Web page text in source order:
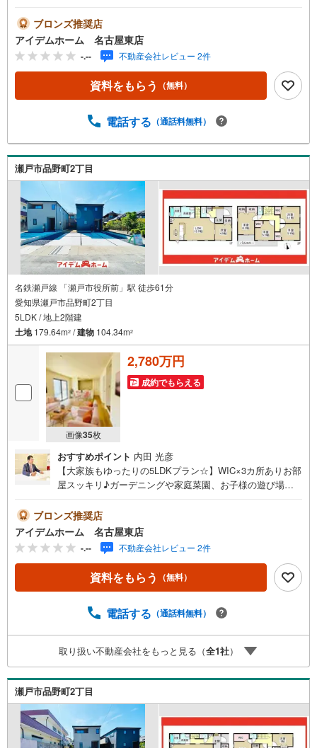
お待ちしております☆ ＼瀬戸市東吉田町13番☆全7棟【E
号棟】/当日のご来店・ご見学、大歓迎♪【安心】耐震等級3
取得【品質】設計住宅性能評価書、建設住宅性能評価書
【充実】駐車2台、4LDK、WIC■名鉄瀬戸線「瀬戸市役所
前」駅 徒歩6分（約480m）■陶原小学校 :徒歩7分（約540
m）■水無瀬中学校:徒歩13分（約1040m）＜自己資金0円で
い！聞きたいにスピード対応！*自己資金なしでも購入出来
方もおまかせください！弊社HPにて物件のルームツアーM
OVIEを公開中！写真だけでは伝わらない物件の魅力をたっ
ぷりご紹介しております♪さらに店内には豊富な物件資料
や発売予定物件等ございます☆この機会にぜひお問い合わ
せください♪
ブロンズ推奨店
アイデムホーム 名古屋東店
-.-- 不動産会社レビュー 2件
資料をもらう （無料）
電話する （通話料無料）
瀬戸市品野町2丁目
名鉄瀬戸線 「瀬戸市役所前」駅 徒歩61分
愛知県瀬戸市品野町2丁目
5LDK / 地上2階建
土地179.64m2 /建物 104.34m2
画像35枚
2,780万円
成約でもらえる
おすすめポイント 内田 光彦
【大家族もゆったりの5LDKプラン☆】WIC×3カ所ありお部
屋スッキリ♪ガーデニングや家庭菜園、お子様の遊び場に
お待ちしております☆＼瀬戸市品野町☆全2棟【1号棟】/当
日のご来店・ご見学、大歓迎♪【安心】耐震等級3取得【品
質】設計住宅性能評価書、建設住宅性能評価書【充実】駐
車4台、5LDK、ワイドバルコニー、WIC■名鉄バス「品野火
の見下」停 徒歩3分（約240m）→名鉄瀬戸線「尾張瀬戸」
駅 までバス乗車15分■下品野小学校:徒歩7分（約540m）■
丈夫！＞*水曜日も営業しております！*今から見たい！聞
す！*自営業の方・買い替えの方など資金計画でご不安な方
もおまかせください！弊社HPにて物件のルームツアーMOV
IEを公開中!!写真だけでは伝わらない物件の魅力をたっぷり
ご紹介しております♪
ブロンズ推奨店
アイデムホーム 名古屋東店
-.-- 不動産会社レビュー 2件
資料をもらう （無料）
電話する （通話料無料）
取り扱い不動産会社をもっと見る（全1社）
瀬戸市品野町2丁目